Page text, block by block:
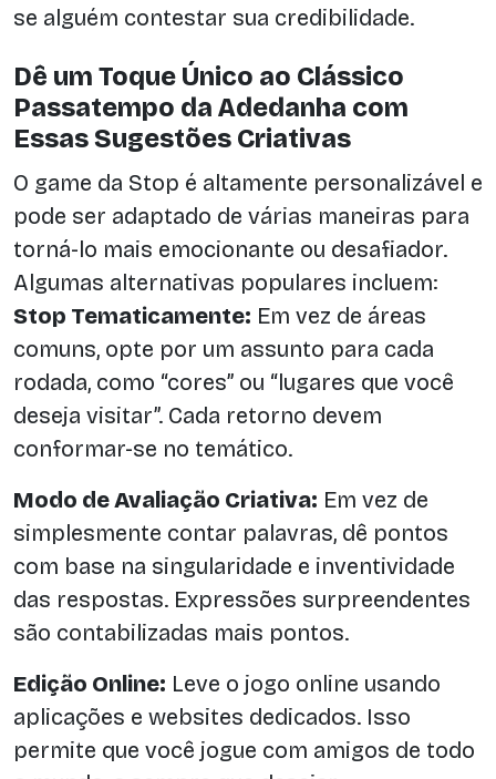
se alguém contestar sua credibilidade.
Dê um Toque Único ao Clássico
Passatempo da Adedanha com
Essas Sugestões Criativas
O game da Stop é altamente personalizável e
pode ser adaptado de várias maneiras para
torná-lo mais emocionante ou desafiador.
Algumas alternativas populares incluem:
Stop Tematicamente: Em vez de áreas
comuns, opte por um assunto para cada
rodada, como “cores” ou “lugares que você
deseja visitar”. Cada retorno devem
conformar-se no temático.
Modo de Avaliação Criativa: Em vez de
simplesmente contar palavras, dê pontos
com base na singularidade e inventividade
das respostas. Expressões surpreendentes
são contabilizadas mais pontos.
Edição Online: Leve o jogo online usando
aplicações e websites dedicados. Isso
permite que você jogue com amigos de todo